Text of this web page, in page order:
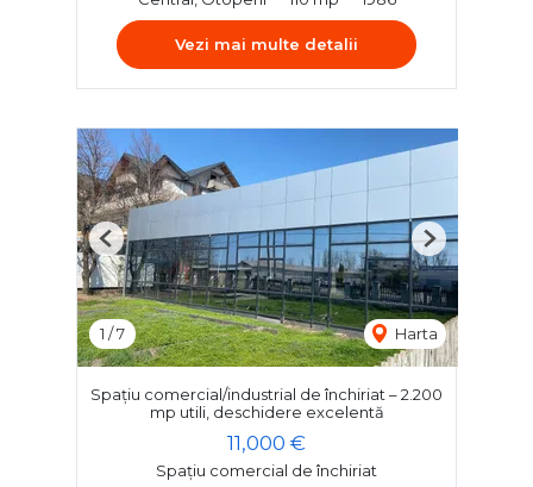
Vezi mai multe detalii
1 /7 Harta
Previous Next
Spațiu comercial/industrial de închiriat – 2.200
mp utili, deschidere excelentă
11,000 €
Spațiu comercial de închiriat